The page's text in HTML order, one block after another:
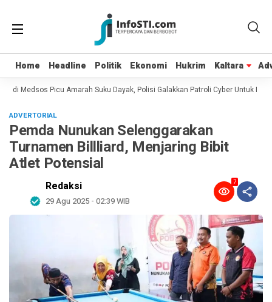
Home Headline Politik Ekonomi Hukrim Kaltara
Home Headline Politik Ekonomi Hukrim Kaltara
di Medsos Picu Amarah Suku Dayak, Polisi Galakkan Patroli Cyber Untuk
ADVERTORIAL
Pemda Nunukan Selenggarakan
Turnamen Billliard, Menjaring Bibit
Atlet Potensial
Redaksi
29 Agu 2025 - 02:39 WIB
7